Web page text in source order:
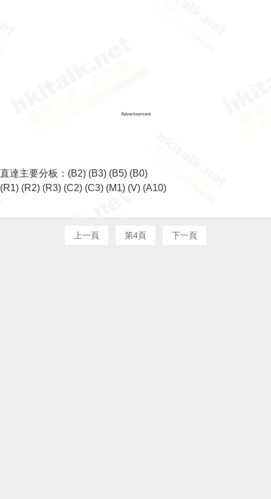
Advertisement
直達主要分板： (B2) (B3) (B5) (B0)
(R1) (R2) (R3) (C2) (C3) (M1) (V) (A10)
上一頁 第4頁 下一頁